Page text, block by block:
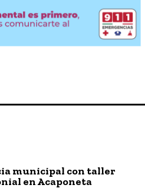
municipal con taller
en Acaponeta